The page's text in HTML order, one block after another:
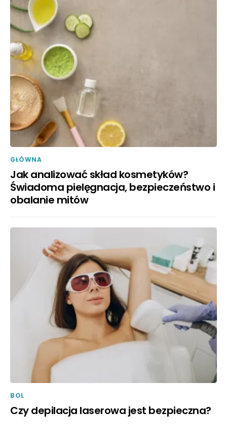
GŁÓWNA
Jak analizować skład kosmetyków?
Świadoma pielęgnacja, bezpieczeństwo i
obalanie mitów
BOL
Czy depilacja laserowa jest bezpieczna?